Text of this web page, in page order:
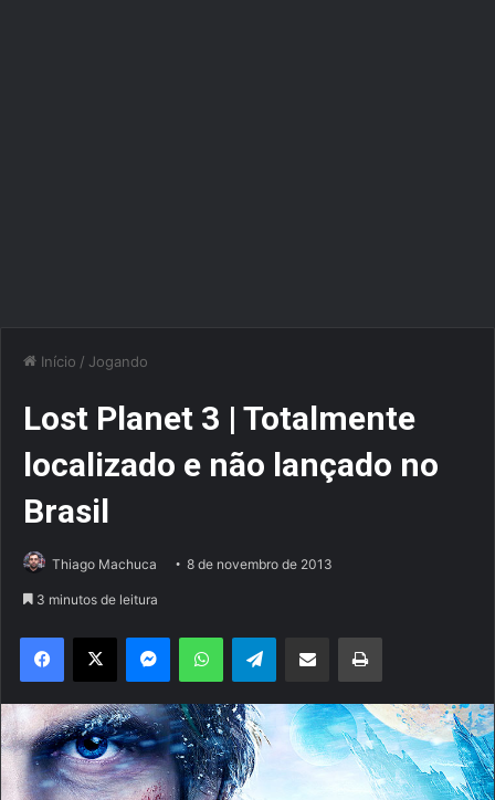
Início / Jogando
Lost Planet 3 | Totalmente
localizado e não lançado no
Brasil
Thiago Machuca 8 de novembro de 2013
3 minutos de leitura